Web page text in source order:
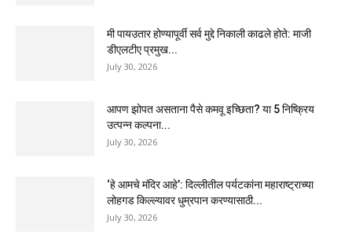
मी पायउतार होण्यापूर्वी सर्व मुद्दे निकाली काढले होते: माजी
डीएलटीए प्रमुख...
July 30, 2026
आपण झोपत असताना पैसे कमवू इच्छिता? या 5 निष्क्रिय
उत्पन्न कल्पना...
July 30, 2026
‘हे आमचे मंदिर आहे’: दिल्लीतील पर्यटकांना महाराष्ट्राच्या
लोहगड किल्ल्यावर धुम्रपान करण्यासाठी...
July 30, 2026